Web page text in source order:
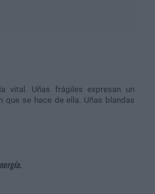
vital. Uñas frágiles expresan un
se hace de ella. Uñas blandas